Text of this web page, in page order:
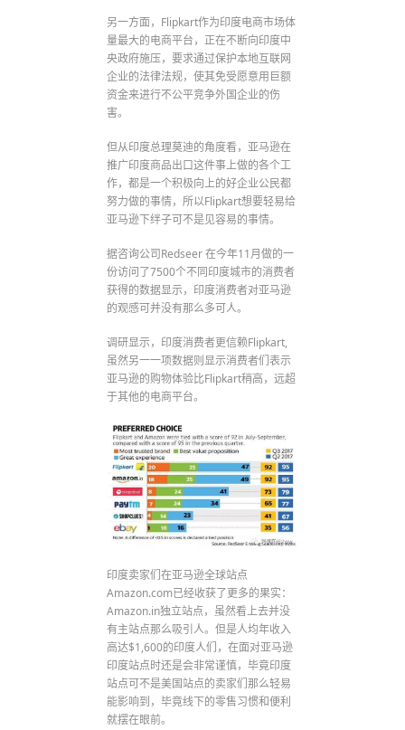
另一方面，Flipkart作为印度电商市场体
量最大的电商平台，正在不断向印度中
央政府施压，要求通过保护本地互联网
企业的法律法规，使其免受愿意用巨额
资金来进行不公平竞争外国企业的伤
害。
但从印度总理莫迪的角度看，亚马逊在
推广印度商品出口这件事上做的各个工
作，都是一个积极向上的好企业公民都
努力做的事情，所以Flipkart想要轻易给
亚马逊下绊子可不是见容易的事情。
据咨询公司Redseer 在今年11月做的一
份访问了7500个不同印度城市的消费者
获得的数据显示，印度消费者对亚马逊
的观感可并没有那么多可人。
调研显示，印度消费者更信赖Flipkart,
虽然另一一项数据则显示消费者们表示
亚马逊的购物体验比Flipkart稍高，远超
于其他的电商平台。
印度卖家们在亚马逊全球站点
Amazon.com已经收获了更多的果实：
Amazon.in独立站点，虽然看上去并没
有主站点那么吸引人。但是人均年收入
高达$1,600的印度人们，在面对亚马逊
印度站点时还是会非常谨慎，毕竟印度
站点可不是美国站点的卖家们那么轻易
能影响到，毕竟线下的零售习惯和便利
就摆在眼前。